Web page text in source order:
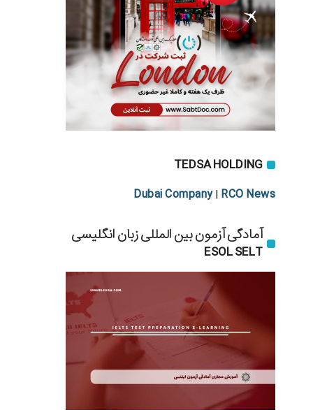
TEDSA HOLDING
Dubai Company| RCO News
آمادگی آزمون بین المللی زبان انگلیسی
ESOL SELT